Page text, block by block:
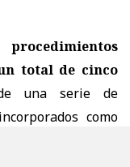
total de cinco
una serie de
como